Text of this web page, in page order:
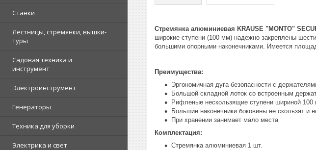
Станки
Лестницы, стремянки, вышки-
туры
Садовая техника и
инструмент
Электроинструмент
Генераторы
Техника для уборки
Электрика и свет
Стремянка алюминиевая KRAUSE "MONTO"
широкие ступени (100 мм) надежно закреплены
большими опорными наконечниками. Имеется
Преимущества:
Эргономичная дуга безопасности с
Большой складной лоток со встроенным
Рифленые нескользящие ступени шириной 100
Большие наконечники боковины не скользят и
При хранении занимает мало места
Комплектация:
Стремянка алюминиевая 1 шт.